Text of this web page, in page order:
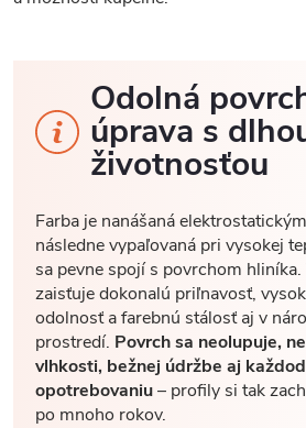
Odolná
úprava s
životnosťou
Farba je nanášaná
následne vypaľovaná pri vysokej
sa pevne spojí s povrchom
zaisťuje dokonalú priľnavosť,
odolnosť a farebnú stálosť aj v
prostredí. Povrch sa neolupuje,
vlhkosti, bežnej údržbe aj
opotrebovaniu– profily si tak
po mnoho rokov.